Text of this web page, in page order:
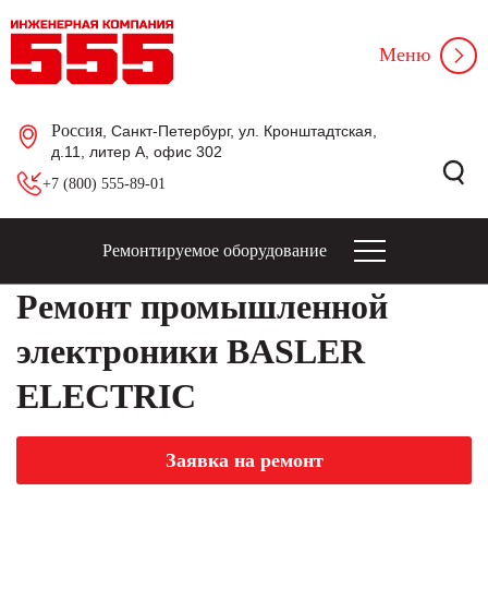
Россия , Санкт-Петербург, ул. Кронштадтская,
д.11, литер А, офис 302
+7 (800) 555-89-01
Меню
Ремонтируемое оборудование
Ремонт промышленной
электроники BASLER
ELECTRIC
Заявка на ремонт